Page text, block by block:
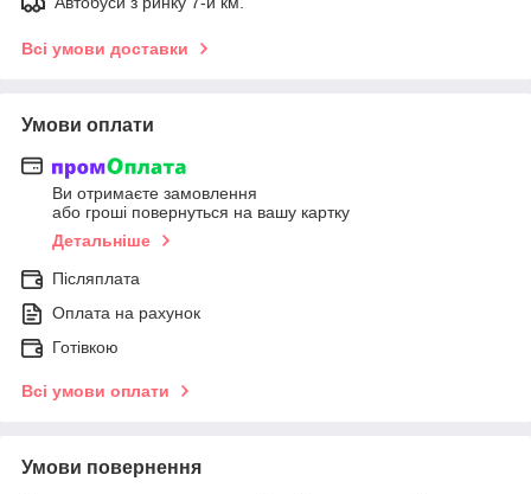
Всі умови доставки
Умови оплати
Ви отримаєте замовлення
або гроші повернуться на вашу картку
Детальніше
Післяплата
Оплата на рахунок
Готівкою
Всі умови оплати
Умови повернення